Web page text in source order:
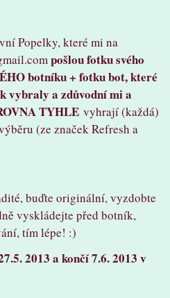
Popelky, které mi na
pošlou fotku svého
botníku + fotku bot, které
vybraly a zdůvodní mi a
TYHLEvyhrají (každá)
(ze značek Refresh a
buďte originální, vyzdobte
vyskládejte před botník,
tím lépe! :)
2013 a končí 7.6. 2013 v